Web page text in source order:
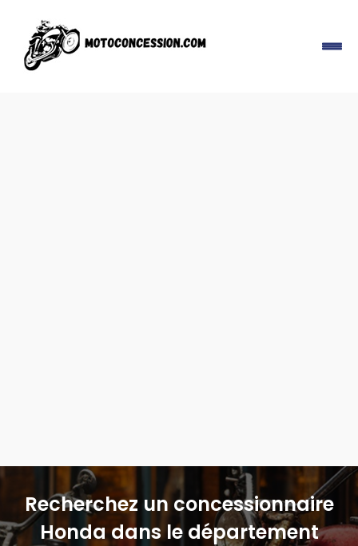
Recherchez un concessionnaire
Honda dans le département